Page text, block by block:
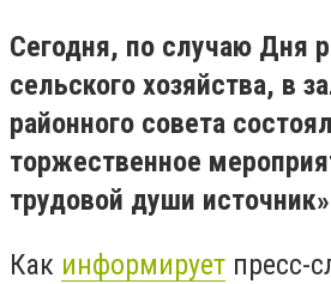
Сегодня, по случаю Дня
сельского хозяйства, в
районного совета
торжественное
трудовой души
Как информирует пресс-